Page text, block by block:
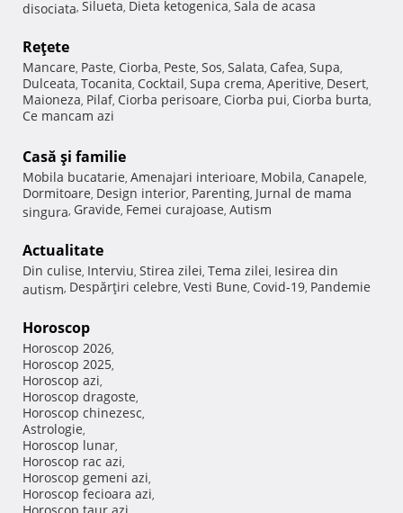
disociata, Silueta, Dieta ketogenica, Sala de acasa
Reţete
Mancare, Paste, Ciorba, Peste, Sos, Salata, Cafea, Supa,
Dulceata, Tocanita, Cocktail, Supa crema, Aperitive, Desert,
Maioneza, Pilaf, Ciorba perisoare, Ciorba pui, Ciorba burta,
Ce mancam azi
Casă şi familie
Mobila bucatarie, Amenajari interioare, Mobila, Canapele,
Dormitoare, Design interior, Parenting, Jurnal de mama
singura, Gravide, Femei curajoase, Autism
Actualitate
Din culise, Interviu, Stirea zilei, Tema zilei, Iesirea din
autism, Despărţiri celebre, Vesti Bune, Covid-19, Pandemie
Horoscop
Horoscop 2026,
Horoscop 2025,
Horoscop azi,
Horoscop dragoste,
Horoscop chinezesc,
Astrologie,
Horoscop lunar,
Horoscop rac azi,
Horoscop gemeni azi,
Horoscop fecioara azi,